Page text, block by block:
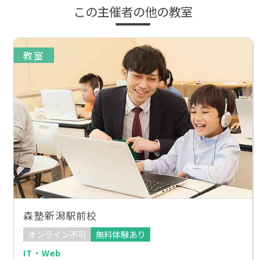
この主催者の他の教室
教室
森塾新潟駅前校
オンライン不可
無料体験あり
IT・Web